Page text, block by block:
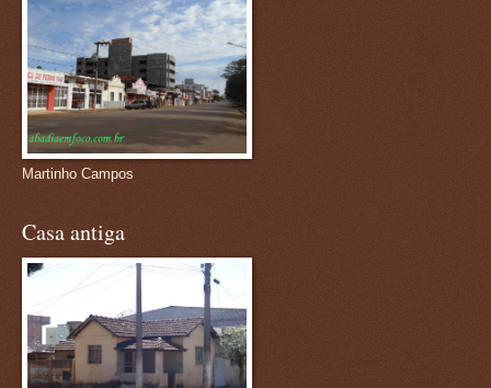
Martinho Campos
Casa antiga